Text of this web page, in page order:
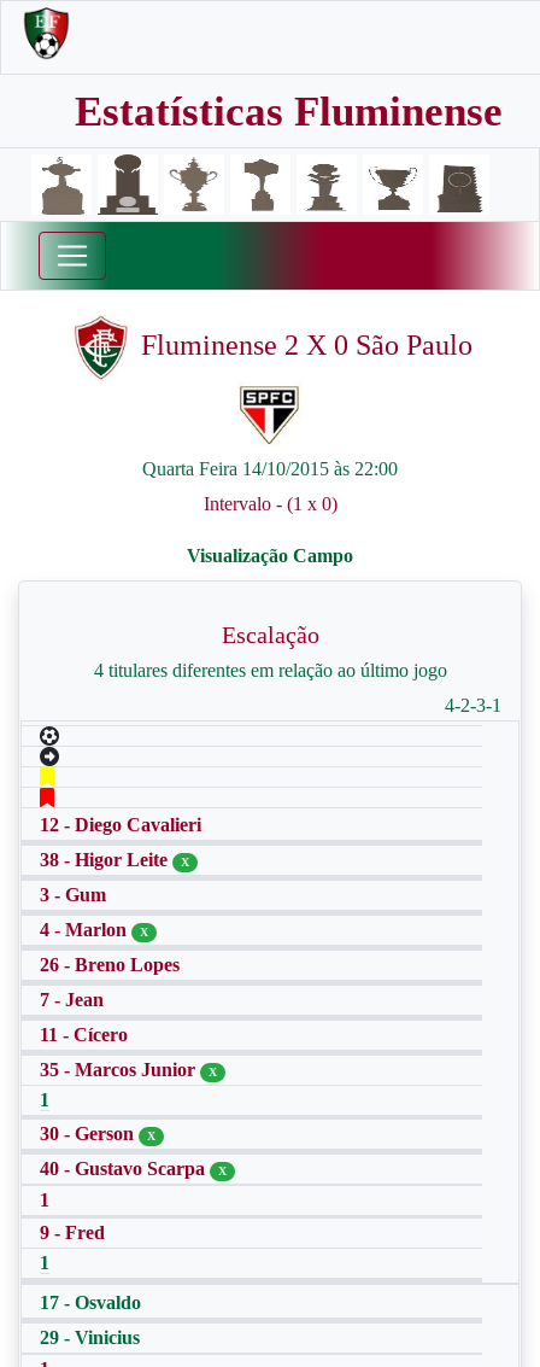
Estatísticas Fluminense
Fluminense 2 X 0 São Paulo
Quarta Feira 14/10/2015 às 22:00
Intervalo - (1 x 0)
Escalação
4 titulares diferentes em relação ao último jogo
4-2-3-1
12 - Diego Cavalieri
38 - Higor Leite
X
3 - Gum
4 - Marlon
X
26 - Breno Lopes
7 - Jean
11 - Cícero
35 - Marcos Junior
X
1
30 - Gerson
X
40 - Gustavo Scarpa X
1
9 - Fred
1
17 - Osvaldo
29 - Vinicius